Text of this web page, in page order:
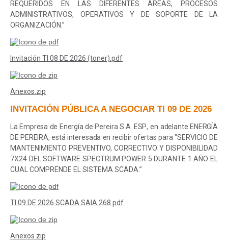
REQUERIDOS EN LAS DIFERENTES ÁREAS, PROCESOS
ADMINISTRATIVOS, OPERATIVOS Y DE SOPORTE DE LA
ORGANIZACIÓN ”
Invitación TI 08 DE 2026 (toner).pdf
Anexos.zip
INVITACIÓN PÚBLICA A NEGOCIAR TI 09 DE 2026
La Empresa de Energía de Pereira S.A. ESP., en adelante ENERGÍA
DE PEREIRA, está interesada en recibir ofertas para "SERVICIO DE
MANTENIMIENTO PREVENTIVO, CORRECTIVO Y DISPONIBILIDAD
7X24 DEL SOFTWARE SPECTRUM POWER 5 DURANTE 1 AÑO EL
CUAL COMPRENDE EL SISTEMA SCADA.”
TI 09 DE 2026 SCADA SAIA 268.pdf
Anexos.zip